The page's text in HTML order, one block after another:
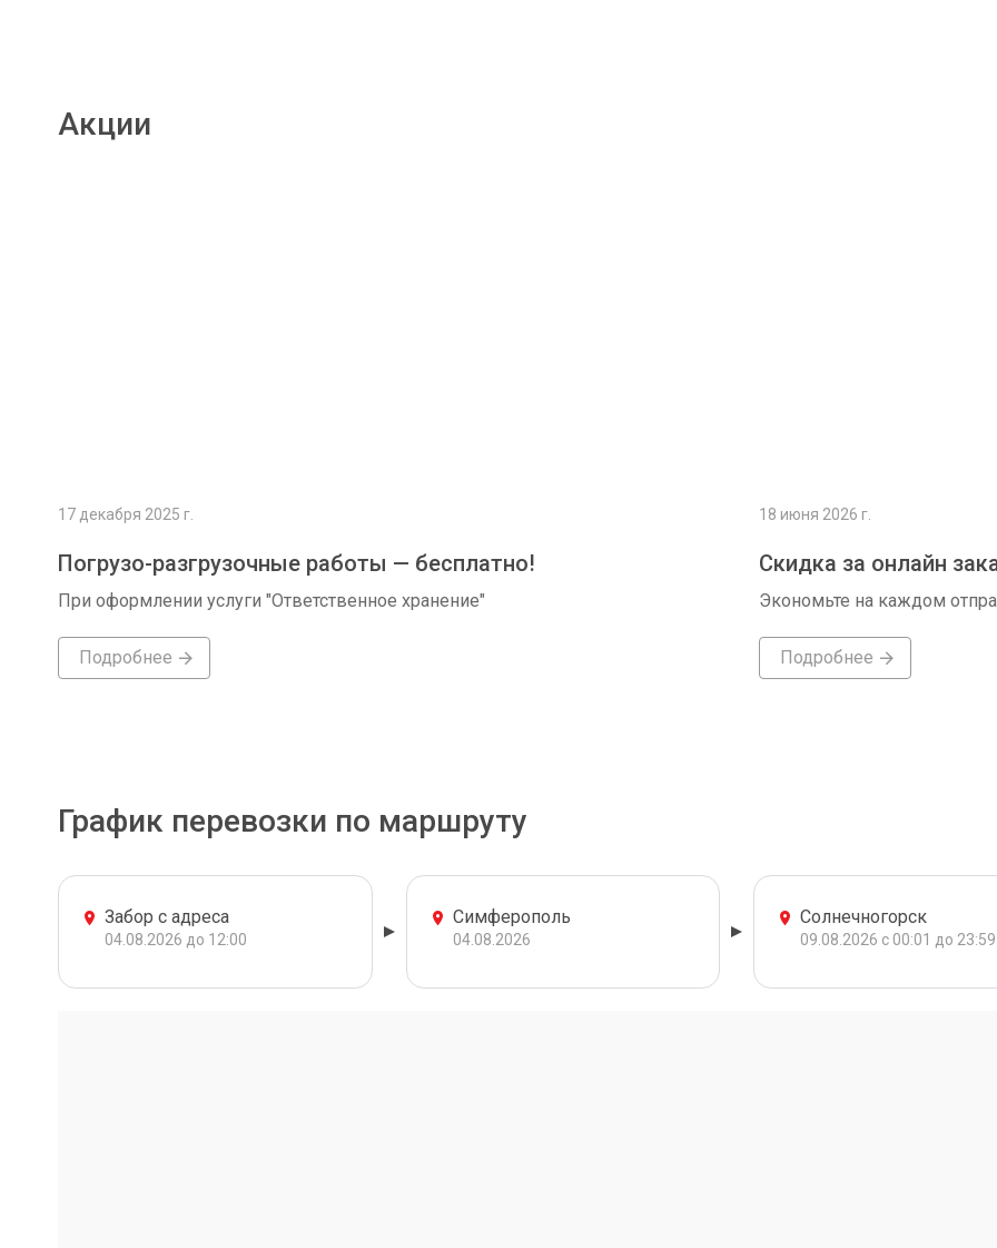
Акции
17 декабря 2025 г.
Погрузо-разгрузочные работы — бесплатно!
При оформлении услуги "Ответственное хранение"
Подробнее
18 июня 2026 г.
Скидка за онлайн
Экономьте на каждом
Подробнее
График перевозки по маршруту
Забор с адреса
04.08.2026 до 12:00
Симферополь
04.08.2026
Солнечногорск
09.08.2026 с 00:01 до 23:59